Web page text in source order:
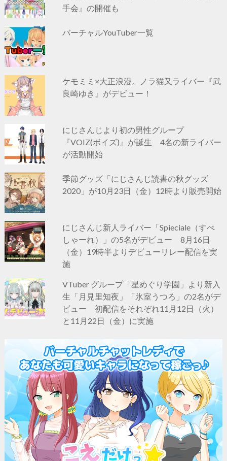
手会』の開催も
バーチャルYouTuber一覧
ケモミミ×大正浪漫。ノラ猫又ライバー『武
良崎ゆき』がデビュー！
にじさんじより初の男性グループ
『VOIZ(ボイズ)』が誕生 4名の新ライバー
が活動開始
季節グッズ「にじさんじ読書の秋グッズ
2020」が10月23日（金）12時より販売開始
にじさんじ新人ライバー「Spieciale（すぺ
しゃーれ）」の5名がデビュー 8月16日
（金）19時半よりデビューリレー配信を実
施
VTuber グループ「星めぐり学園」より新入
生「月見里知夜」「氷室うつろ」の2名がデ
ビュー 初配信をそれぞれ11月12日（火）
と11月22日（金）に実施